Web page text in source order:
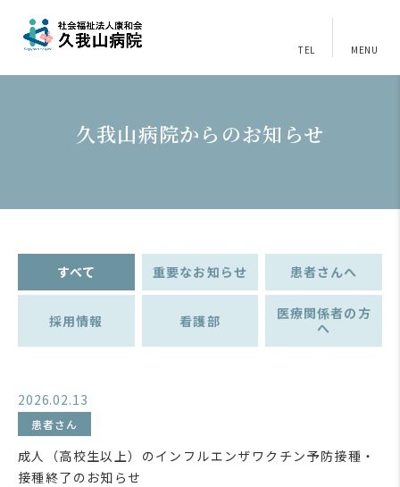
TEL MENU
久我山病院からのお知らせ
すべて 重要なお知らせ 患者さんへ
採用情報 看護部
医療関係者の方
へ
2026.02.13
患者さん
成人（高校生以上）のインフルエンザワクチン予防接種・
接種終了のお知らせ